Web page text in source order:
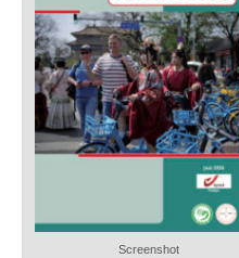
Screenshot